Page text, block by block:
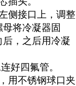
侧接口上，调整
将冷凝器固
，之后用冷凝
连好四氟管。
用不锈钢球口夹